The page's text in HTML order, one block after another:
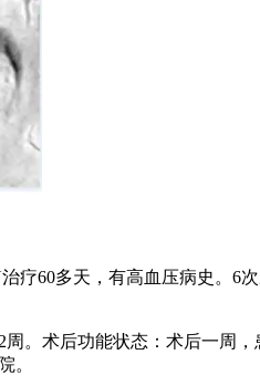
60多天，有高血压病史。6次
。术后功能状态：术后一周，
。